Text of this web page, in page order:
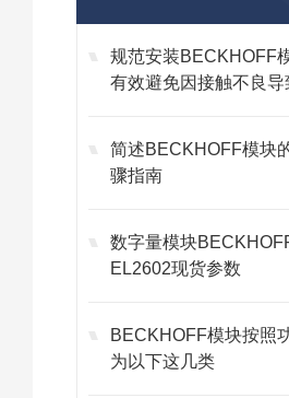
规范安装BECKHOFF
有效避免因接触不良导
简述BECKHOFF模块
骤指南
数字量模块
EL2602现货参数
BECKHOFF模块按照
为以下这几类